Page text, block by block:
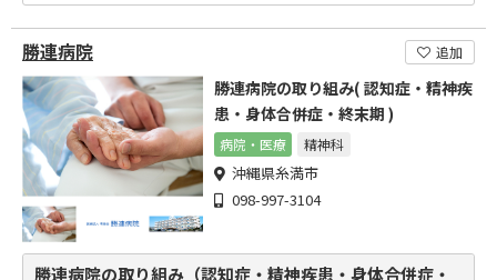
勝連病院 追加
勝連病院の取り組み( 認知症・精神疾
患・身体合併症・終末期 )
病院・医療 精神科
沖縄県糸満市
098-997-3104
勝連病院の取り組み（認知症・精神疾患・身体合併症・